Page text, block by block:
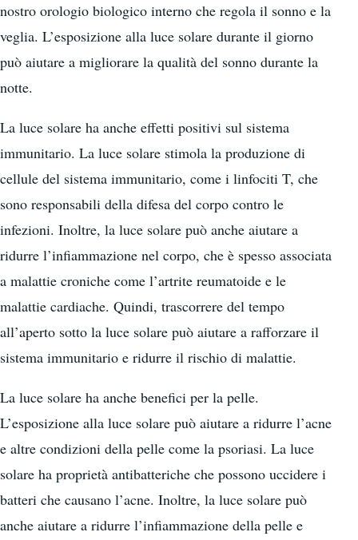
nostro orologio biologico interno che regola il sonno e la
veglia. L’esposizione alla luce solare durante il giorno
può aiutare a migliorare la qualità del sonno durante la
notte.
La luce solare ha anche effetti positivi sul sistema
immunitario. La luce solare stimola la produzione di
cellule del sistema immunitario, come i linfociti T, che
sono responsabili della difesa del corpo contro le
infezioni. Inoltre, la luce solare può anche aiutare a
ridurre l’infiammazione nel corpo, che è spesso associata
a malattie croniche come l’artrite reumatoide e le
malattie cardiache. Quindi, trascorrere del tempo
all’aperto sotto la luce solare può aiutare a rafforzare il
sistema immunitario e ridurre il rischio di malattie.
La luce solare ha anche benefici per la pelle.
L’esposizione alla luce solare può aiutare a ridurre l’acne
e altre condizioni della pelle come la psoriasi. La luce
solare ha proprietà antibatteriche che possono uccidere i
batteri che causano l’acne. Inoltre, la luce solare può
anche aiutare a ridurre l’infiammazione della pelle e